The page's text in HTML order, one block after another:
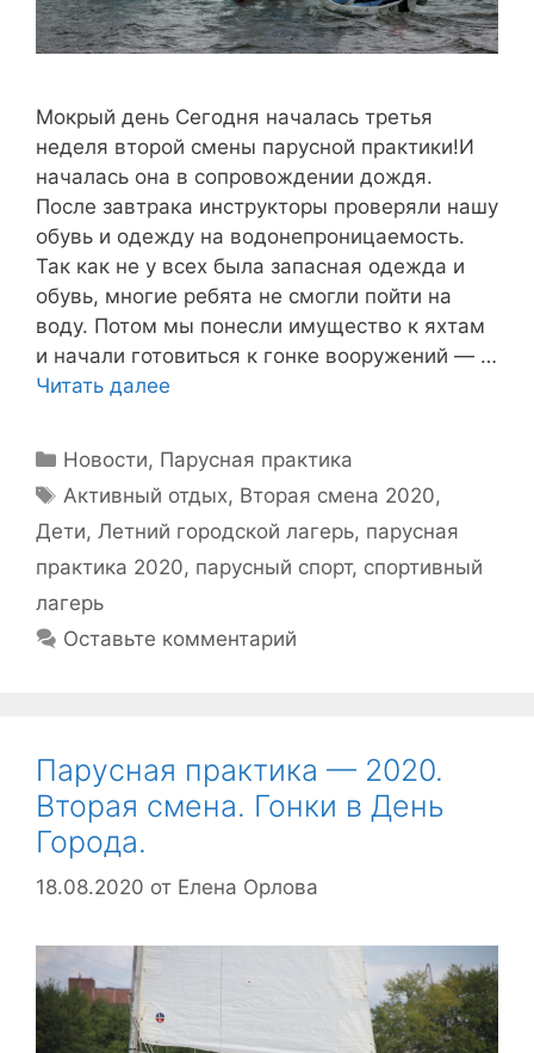
Мокрый день Сегодня началась третья
неделя второй смены парусной практики!И
началась она в сопровождении дождя.
После завтрака инструкторы проверяли нашу
обувь и одежду на водонепроницаемость.
Так как не у всех была запасная одежда и
обувь, многие ребята не смогли пойти на
воду. Потом мы понесли имущество к яхтам
и начали готовиться к гонке вооружений — …
Читать далее
Рубрики
Новости, Парусная практика
Метки
Активный отдых, Вторая смена 2020,
Дети, Летний городской лагерь, парусная
практика 2020, парусный спорт, спортивный
лагерь
Оставьте комментарий
Парусная практика — 2020.
Вторая смена. Гонки в День
Города.
18.08.2020 от Елена Орлова